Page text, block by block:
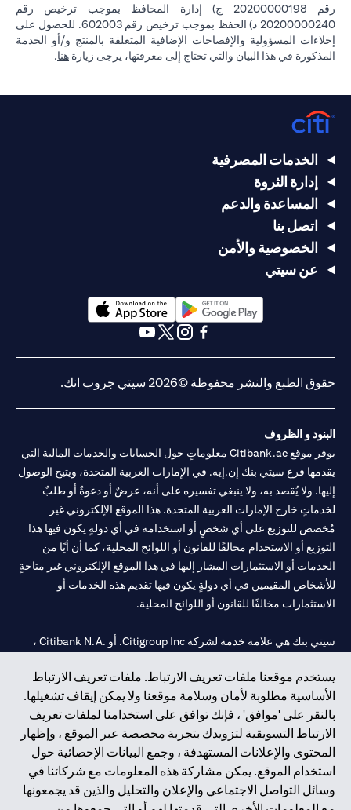
رقم 20200000198 ج) إدارة المحافظ بموجب ترخيص رقم
20200000240 د) الحفظ بموجب ترخيص رقم 602003. للحصول على
إخلاءات المسؤولية والإفصاحات الإضافية المتعلقة بالمنتج و/أو الخدمة
المذكورة في هذا البيان والتي تحتاج إلى معرفتها، يرجى زيارة هنا.
يستخدم موقعنا ملفات تعريف الارتباط. ملفات تعريف الارتباط
الأساسية مطلوبة لأمان وسلامة موقعنا ولا يمكن إيقاف تشغيلها.
بالنقر على 'موافق' ، فإنك توافق على استخدامنا لملفات تعريف
الارتباط التسويقية لتزويدك بتجربة مخصصة عبر الموقع ، وإظهار
المحتوى والإعلانات المستهدفة ، وجمع البيانات الإحصائية حول
استخدام الموقع. يمكن مشاركة هذه المعلومات مع شركائنا في
وسائل التواصل الاجتماعي والإعلان والتحليل والذين قد يجمعونها
الخدمات المصرفية
إدارة الثروة
المساعدة والدعم
اتصل بنا
الخصوصية والأمن
عن سيتي
(opens in a new tab)
حقوق الطبع والنشر محفوظة ©2026 سيتي جروب انك.
البنود و الظروف
يوفر موقع Citibank.ae معلوماتٍ حول الحسابات والخدمات المالية التي
يقدمها فرع سيتي بنك إن.إيه. في الإمارات العربية المتحدة، ويتيح الوصول
إليها. ولا يُقصد به، ولا ينبغي تفسيره على أنه، عرضٌ أو دعوةٌ أو طلبٌ
لخدماتٍ خارج الإمارات العربية المتحدة. هذا الموقع الإلكتروني غير
مُخصص للتوزيع على أي شخصٍ أو استخدامه في أي دولةٍ يكون فيها هذا
التوزيع أو الاستخدام مخالفًا للقانون أو اللوائح المحلية، كما أن أيًا من
الخدمات أو الاستثمارات المشار إليها في هذا الموقع الإلكتروني غير متاحةٍ
للأشخاص المقيمين في أي دولةٍ يكون فيها تقديم هذه الخدمات أو
الاستثمارات مخالفًا للقانون أو اللوائح المحلية.
سيتي بنك هي علامة خدمة لشركة Citigroup Inc. أو .Citibank N.A ،
سيتي بنك إن. إيه. الإمارات مسجل لدى مصرف الإمارات المركزي تحت
أرقام التراخيص 202563 لفرع الوصل في دبي، 531989 لفرع مول
الإمارات في دبي، وCN-1002019لفرع أبوظبي. هاتف: 4000 311 04.
فرع سيتي بنك إن إيه - الإمارات العربية المتحدة مرخص من مصرف
الإمارات العربية المتحدة المركزي كفرع لبنك أجنبي.
سيتي بنك إن إيه الإمارات العربية المتحدة مرخص من هيئة الأوراق المالية